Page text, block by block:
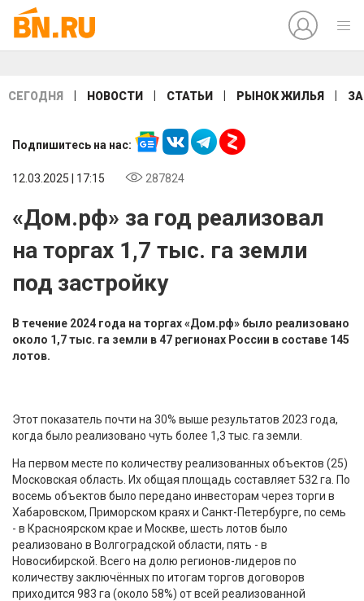
СЕГОДНЯ НОВОСТИ СТАТЬИ РЫНОК ЖИЛЬЯ
Подпишитесь на нас:
12.03.2025 | 17:15 287824
«Дом.рф» за год реализовал
на торгах 1,7 тыс. га земли
под застройку
В течение 2024 года на торгах «Дом.рф» было реализовано
около 1,7 тыс. га земли в 47 регионах России в составе 145
лотов.
Этот показатель почти на 30% выше результатов 2023 года,
когда было реализовано чуть более 1,3 тыс. га земли.
На первом месте по количеству реализованных объектов (25)
Московская область. Их общая площадь составляет 532 га. По
восемь объектов было передано инвесторам через торги в
Хабаровском, Приморском краях и Санкт-Петербурге, по семь
- в Красноярском крае и Москве, шесть лотов было
реализовано в Волгоградской области, пять - в
Новосибирской. Всего на долю регионов-лидеров по
количеству заключённых по итогам торгов договоров
приходится 983 га (около 58%) от всей реализованной